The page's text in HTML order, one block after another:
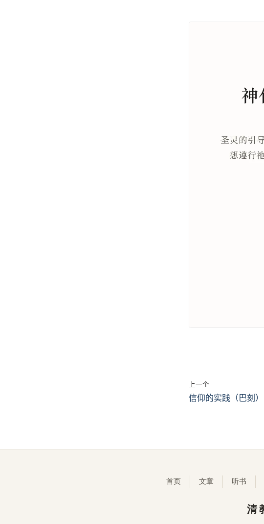
上一个
信仰的实践（巴刻）
首页 文章 听书